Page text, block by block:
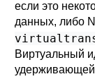
если это
данных, либо
Виртуальный